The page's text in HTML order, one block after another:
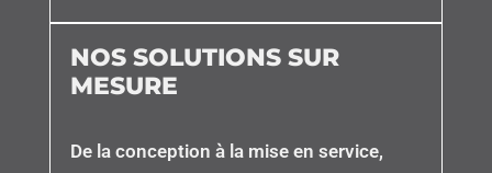
NOS SOLUTIONS SUR
MESURE
De la conception à la mise en service,